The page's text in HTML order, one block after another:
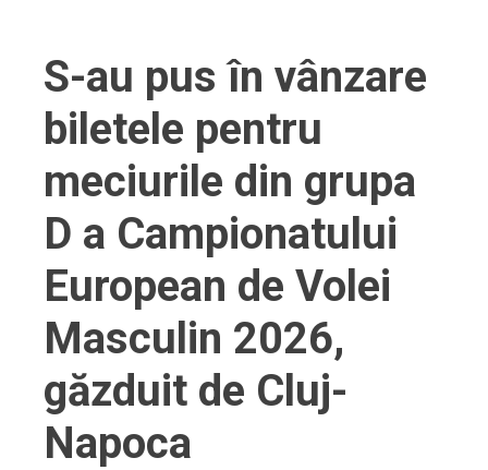
S-au pus în vânzare
biletele pentru
meciurile din grupa
D a Campionatului
European de Volei
Masculin 2026,
găzduit de Cluj-
Napoca